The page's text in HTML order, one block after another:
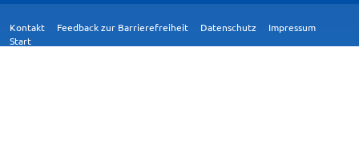
Kontakt Feedback zur Barrierefreiheit Datenschutz
Impressum
Start